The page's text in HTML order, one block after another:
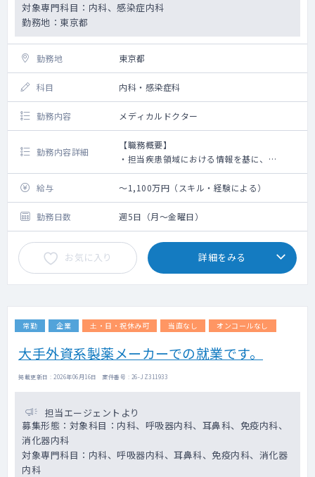
今回募集するのは、製薬企業に対するRWD解
です。
DA(DataAnalytics)の２体制を取っており、
MDはそれぞれに対して専門知識・経験を得意
領域を活かして携わります。
各案件にそれぞれの担当がアサインされます
が、MDには具体的には以下のような業務をお
任せします。
・製薬企業の考えるニーズに応じたリサーチ
クエスチョンの考案、研究計画・解析計画の
作成
・医学的視点でのデータ抽出業務の支援（デ
ータ取得範囲の規定、カルテ等の平文からの
データ取得方法の検討、取得済データのレビ
ュー、解析手法に関する検討や実施など）
・解析結果の考察
・当社リサーチチームと協力しての論文化
・クライアントへの提案業務のサポート
など
https://txpmedical.jp/service/research
メンバーの一部をご紹介します。
・臨床医を15年以上経験した後、製薬企業の
・臨床経験10年、原著論文100本以上の執筆
経験のあるMPHホルダーの医師
がん診療専門医（兼業、専業含む）が複数名
対象専門科目：内科、感染症内科
勤務地：東京都
勤務地 東京都
科目 内科・感染症科
勤務内容 メディカルドクター
勤務内容詳細
【職務概要】
・担当疾患領域における情報を基に、
Scientific Leader(SL)/Key Decision
Maker(KDM)と科学的交流を行い信頼関係を構
築する。
・MSL活動で得られた情報を、社内ステーク
ホルダーと共有する。
・Medical Strategy(CMAP)/Field
Engagement Plan(FEP)に基づくIndividual
Planの作成・実行
売情報提供ガイドラインなどの社内外の規制
・SL/KDMの依頼に応じた、科学情報、MISP
・CMP/FEPに基づくIndividual Planの作成・
・Scientific Exchangeを介したUnmet
Medical Needs、Data Gap等のInsight収集
収集
給与 ～1,100万円（スキル・経験による）
勤務日数 週5日（月～金曜日）
お気に入り 詳細をみる
常勤 企業 土・日・祝休み可 当直なし オンコールなし
大手外資系製薬メーカーでの就業です。
掲載更新日 : 2026年06月16日 案件番号 : 26-JZ311933
担当エージェントより
募集形態：対象科目：内科、呼吸器内科、耳鼻科、免疫内科、
消化器内科
対象専門科目：内科、呼吸器内科、耳鼻科、免疫内科、消化器
内科